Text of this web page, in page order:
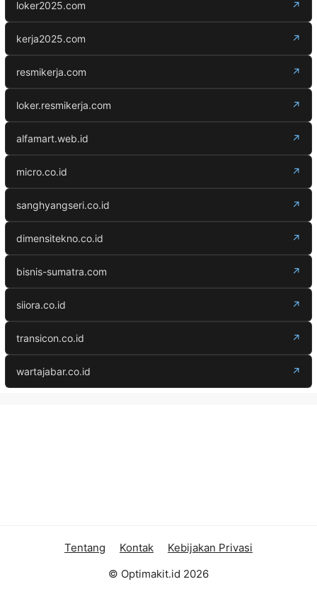
loker2025.com ↗
kerja2025.com ↗
resmikerja.com ↗
loker.resmikerja.com ↗
alfamart.web.id ↗
micro.co.id ↗
sanghyangseri.co.id ↗
dimensitekno.co.id ↗
bisnis-sumatra.com ↗
siiora.co.id ↗
transicon.co.id ↗
wartajabar.co.id ↗
Tentang Kontak
Kebijakan Privasi
© Optimakit.id 2026